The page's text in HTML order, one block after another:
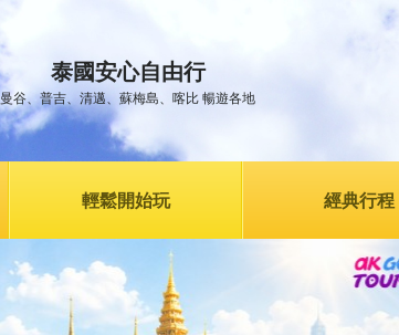
泰國安心自由行
曼谷、普吉、清邁、蘇梅島、喀比 暢遊各地
輕鬆開始玩 經典行程